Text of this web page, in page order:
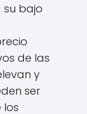
bajo
de las
y
ser